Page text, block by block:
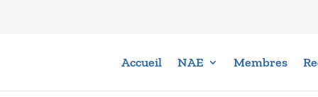
Accueil NAE Membres